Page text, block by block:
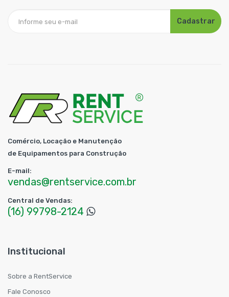
Cadastrar
Comércio, Locação e Manutenção
de Equipamentos para Construção
E-mail:
vendas@rentservice.com.br
Central de Vendas:
(16) 99798-2124
Institucional
Sobre a RentService
Fale Conosco